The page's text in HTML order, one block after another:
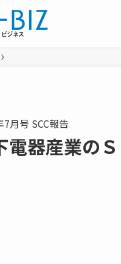
7月号 SCC報告
電器産業の